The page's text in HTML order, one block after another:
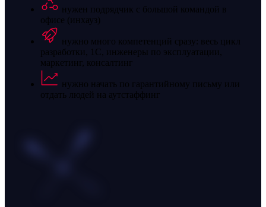
нужен подрядчик с большой командой в
офисе (инхауз)
нужно много компетенций сразу: весь цикл
разработки, 1С, инженеры по эксплуатации,
маркетинг, консалтинг
нужно начать по гарантийному письму или
отдать людей на аутстаффинг